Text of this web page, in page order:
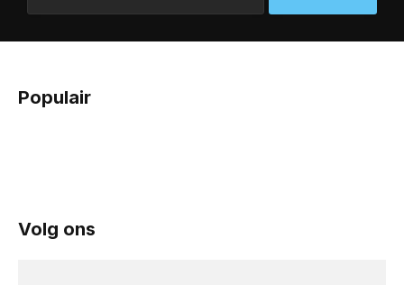
Populair
Volg ons